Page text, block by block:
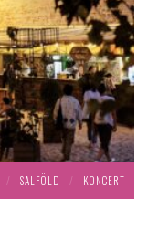
/ SALFÖLD / KONCERT